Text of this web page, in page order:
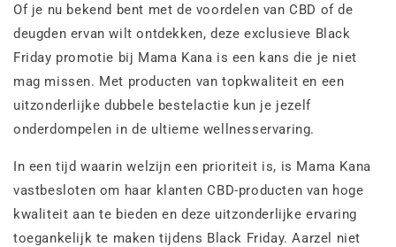
Of je nu bekend bent met de voordelen van CBD of de
deugden ervan wilt ontdekken, deze exclusieve Black
Friday promotie bij Mama Kana is een kans die je niet
mag missen. Met producten van topkwaliteit en een
uitzonderlijke dubbele bestelactie kun je jezelf
onderdompelen in de ultieme wellnesservaring.
In een tijd waarin welzijn een prioriteit is, is Mama Kana
vastbesloten om haar klanten CBD-producten van hoge
kwaliteit aan te bieden en deze uitzonderlijke ervaring
toegankelijk te maken tijdens Black Friday. Aarzel niet